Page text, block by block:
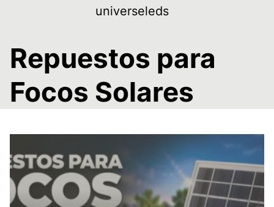
universeleds
Repuestos para
Focos Solares